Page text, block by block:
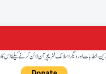
خطابات اور دیگر اسلامک لٹریچر آن لائن کرنے کیلئے اس